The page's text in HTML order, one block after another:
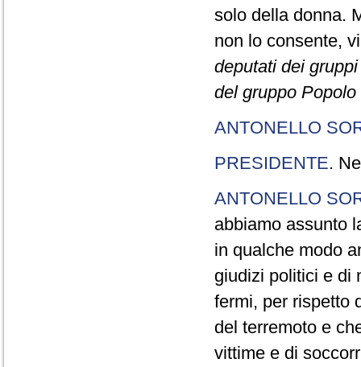
solo della donna.
non lo consente,
deputati dei
del gruppo
ANTONELLO
PRESIDENTE.
ANTONELLO
abbiamo assunto
in qualche modo
giudizi politici e di
fermi, per rispetto
del terremoto e
vittime e di